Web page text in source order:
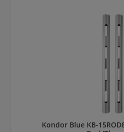
Kondor Blue KB-